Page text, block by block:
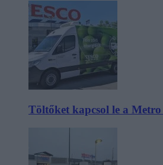
Töltőket kapcsol le a Metro